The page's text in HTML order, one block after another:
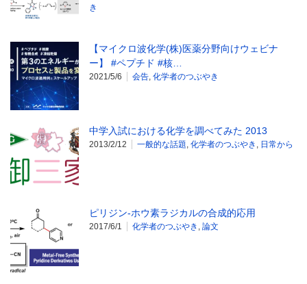
き
【マイクロ波化学(株)医薬分野向けウェビナ
ー】 #ペプチド #核…
2021/5/6 会告 化学者のつぶやき
中学入試における化学を調べてみた 2013
2013/2/12 一般的な話題 化学者のつぶやき 日常から
ピリジン-ホウ素ラジカルの合成的応用
2017/6/1 化学者のつぶやき 論文